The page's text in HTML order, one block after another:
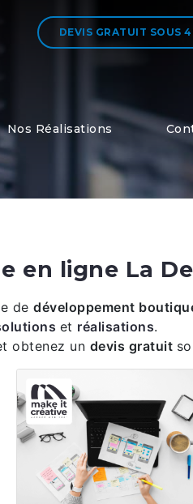
DEVIS GRATUIT SOUS
Nos Réalisations
en ligne La
dedéveloppement
et réalisations.
obtenez un devis gratuit